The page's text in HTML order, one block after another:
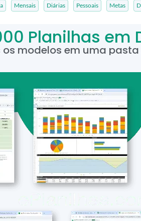
Mensais Diárias Pessoais Metas
Planilhas em
modelos em uma pasta